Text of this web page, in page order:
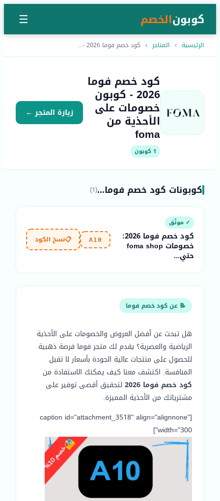
كوبونالخصم ☰
الرئيسية › المتاجر › كود خصم فوما 2026 -...
كود خصم فوما
2026 - كوبون
خصومات على
الأحذية من
foma
1 كوبون
زيارة المتجر ←
كوبونات كود خصم فوما...(1)
✓ موثّق
كود خصم فوما 2026:
خصومات foma shop
حتي...
A10
📋نسخ الكود
📝 عن كود خصم فوما
هل تبحث عن أفضل العروض والخصومات على الأحذية
الرياضية والعصرية؟ يقدم لك متجر فوما فرصة ذهبية
للحصول على منتجات عالية الجودة بأسعار لا تقبل
المنافسة. اكتشف معنا كيف يمكنك الاستفادة من
كود خصم فوما 2026
لتحقيق أقصى توفير على
مشترياتك من الأحذية المميزة.
[caption id="attachment_3518" align="alignnone"
width="300"]